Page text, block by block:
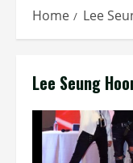
Home Lee
Lee Seung